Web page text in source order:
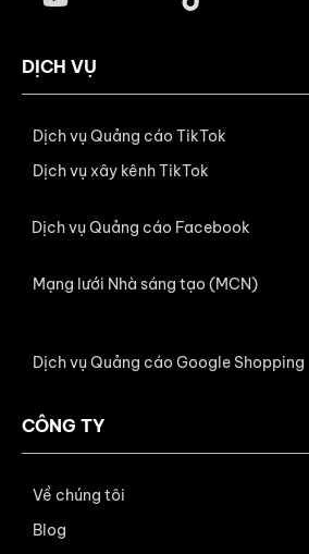
DỊCH VỤ
Dịch vụ Quảng cáo TikTok
Dịch vụ xây kênh TikTok
Dịch vụ Quảng cáo Facebook
Mạng lưới Nhà sáng tạo (MCN)
Dịch vụ Quảng cáo Google Shopping
CÔNG TY
Về chúng tôi
Blog